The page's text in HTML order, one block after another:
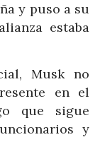
y puso a su
estaba
Musk no
en el
que sigue
y